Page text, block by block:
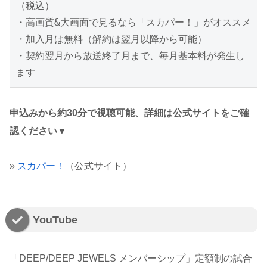
（税込）
・高画質&大画面で見るなら「スカパー！」がオススメ
・加入月は無料（解約は翌月以降から可能）
・契約翌月から放送終了月まで、毎月基本料が発生し
ます
申込みから約30分で視聴可能、詳細は公式サイトをご確
認ください▼
» スカパー！ （公式サイト）
YouTube
「DEEP/DEEP JEWELS メンバーシップ」定額制の試合